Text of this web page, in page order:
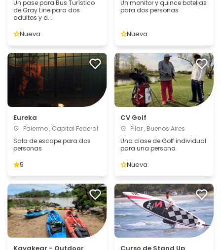
Un pase para Bus Turístico
de Gray Line para dos
adultos y d...
Nueva
Un monitor y quince botellas
para dos personas
Nueva
Eureka
Palermo , Capital Federal
Sala de escape para dos
personas
5
CV Golf
Pilar , Buenos Aires
Una clase de Golf individual
para una persona
Nueva